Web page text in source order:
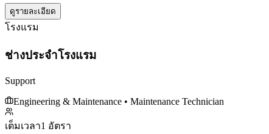
ดูรายละเอียด
โรงแรม
ช่างประจำโรงแรม
Support
Engineering & Maintenance • Maintenance Technician
เต็มเวลา1 อัตรา